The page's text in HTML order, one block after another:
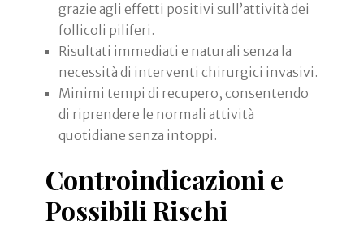
grazie agli effetti positivi sull’attività dei
follicoli piliferi.
Risultati immediati e naturali senza la
necessità di interventi chirurgici invasivi.
Minimi tempi di recupero, consentendo
di riprendere le normali attività
quotidiane senza intoppi.
Controindicazioni e
Possibili Rischi